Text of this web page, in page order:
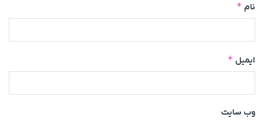
نام *
ایمیل *
وب‌ سایت